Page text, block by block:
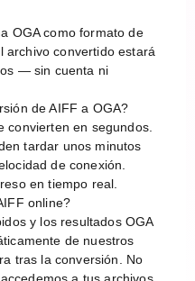
OGA como formato de
archivo convertido estará
— sin cuenta ni
de AIFF a OGA?
convierten en segundos.
tardar unos minutos
de conexión.
en tiempo real.
online?
y los resultados OGA
de nuestros
tras la conversión. No
a tus archivos.